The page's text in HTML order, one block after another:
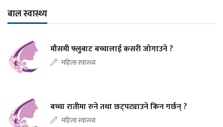
बाल स्वास्थ्य
मौसमी फ्लुबाट बच्चालाई कसरी जोगाउने ?
महिला स्वास्थ्य
बच्चा रातीमा रुने तथा छट्पट्याउने किन गर्छन् ?
महिला स्वास्थ्य